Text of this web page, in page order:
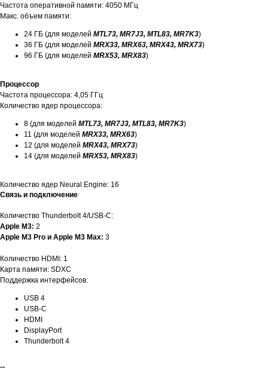
Частота оперативной памяти: 4050 МГц
Макс. объем памяти:
24 ГБ (для моделей MTL73, MR7J3, MTL83, MR7K3)
36 ГБ (для моделей MRX33, MRX63, MRX43, MRX73)
96 ГБ (для моделей MRX53, MRX83)
Процессор
Частота процессора: 4,05 ГГц
Количество ядер процессора:
8 (для моделей MTL73, MR7J3, MTL83, MR7K3)
11 (для моделей MRX33, MRX63)
12 (для моделей MRX43, MRX73)
14 (для моделей MRX53, MRX83)
Количество ядер Neural Engine: 16
Связь и подключение
Количество Thunderbolt 4/USB‑C:
Apple M3: 2
Apple M3 Pro и Apple M3 Max: 3
Количество HDMI: 1
Карта памяти: SDXC
Поддержка интерфейсов:
USB 4
USB-C
HDMI
DisplayPort
Thunderbolt 4